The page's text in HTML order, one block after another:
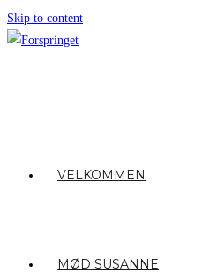
Skip to content
VELKOMMEN
MØD SUSANNE